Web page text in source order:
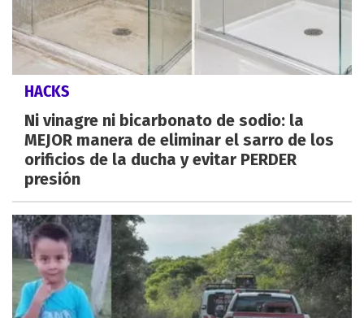
HACKS
Ni vinagre ni bicarbonato de sodio: la
MEJOR manera de eliminar el sarro de los
orificios de la ducha y evitar PERDER
presión